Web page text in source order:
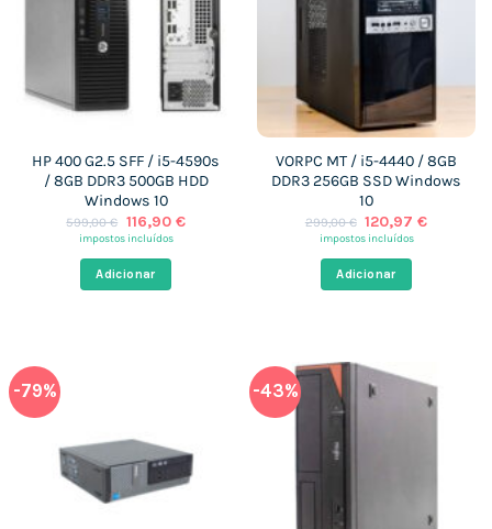
HP 400 G2.5 SFF / i5-4590s
/ 8GB DDR3 500GB HDD
Windows 10
599,00€ O
preço
era:
599,00 €.
116,90 €O
impostos incluídos
Adicionar
VORPC MT / i5-4440 / 8GB
DDR3 256GB SSD Windows
10
299,00€ O
preço
era:
299,00 €.
120,97€O
impostos incluídos
Adicionar
-79% -43%